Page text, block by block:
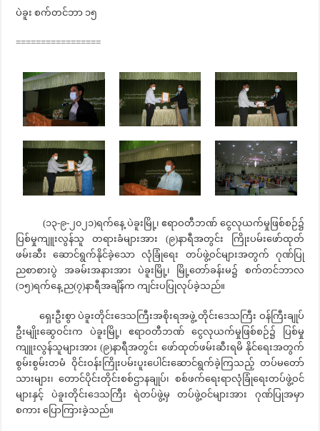
ပဲခူး စက်တင်ဘာ ၁၅
=================
(၁၃-၉-၂၀၂၁)ရက်နေ့ ပဲခူးမြို့၊ ဧရာဝတီဘဏ် ငွေလုယက်မှုဖြစ်စဉ်၌
ပြစ်မှုကျူးလွန်သူ တရားခံများအား (၉)နာရီအတွင်း ကြိုးပမ်းဖော်ထုတ်
ဖမ်းဆီး ဆောင်ရွက်နိုင်ခဲ့သော လုံခြုံရေး တပ်ဖွဲ့ဝင်များအတွက် ဂုဏ်ပြု
ညစာစားပွဲ အခမ်းအနားအား ပဲခူးမြို့၊ မြို့တော်ခန်းမ၌ စက်တင်ဘာလ
(၁၅)ရက်နေ့ ည(၇)နာရီအချိန်က ကျင်းပပြုလုပ်ခဲ့သည်။
ရှေးဦးစွာ ပဲခူးတိုင်းဒေသကြီးအစိုးရအဖွဲ့ တိုင်းဒေသကြီး ဝန်ကြီးချုပ်
ဦးမျိုးဆွေဝင်းက ပဲခူးမြို့၊ ဧရာဝတီဘဏ် ငွေလုယက်မှုဖြစ်စဉ်၌ ပြစ်မှု
ကျူးလွန်သူများအား (၉)နာရီအတွင်း ဖော်ထုတ်ဖမ်းဆီးရမိ နိုင်ရေးအတွက်
စွမ်းစွမ်းတမံ ဝိုင်းဝန်းကြိုးပမ်းပူးပေါင်းဆောင်ရွက်ခဲ့ကြသည့် တပ်မတော်
သားများ၊ တောင်ပိုင်းတိုင်းစစ်ဌာနချုပ်၊ စစ်ဖက်ရေးရာလုံခြုံရေးတပ်ဖွဲ့ဝင်
များနှင့် ပဲခူးတိုင်းဒေသကြီး ရဲတပ်ဖွဲ့မှ တပ်ဖွဲ့ဝင်များအား ဂုဏ်ပြုအမှာ
စကား ပြောကြားခဲ့သည်။